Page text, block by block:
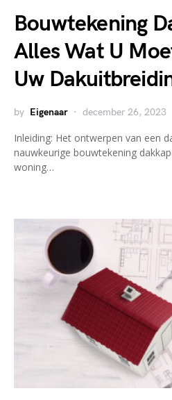
Bouwtekening
Alles Wat U
Uw
by Eigenaar december 26, 2023
Inleiding: Het ontwerpen van een
nauwkeurige bouwtekening
woning…